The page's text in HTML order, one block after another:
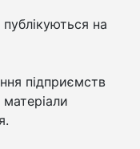
на
підприємств